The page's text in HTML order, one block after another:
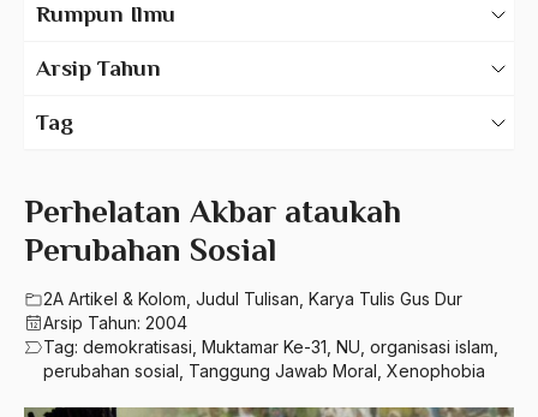
Perhelatan Akbar ataukah
Perubahan Sosial
2A Artikel & Kolom Judul Tulisan Karya Tulis Gus Dur
Arsip Tahun: 2004
Tag: demokratisasi Muktamar Ke-31 NU organisasi islam
perubahan sosial Tanggung Jawab Moral Xenophobia
Rumpun Ilmu
630 – Agama Dan Filsafat
710 – Ilmu Pendidikan
900 – Rumpun Ilmu Lainnya
Arsip Tahun
2023
2022
2021
2020
2019
Tag
A. Mukti Ali
A. Mustofa Bisri
A. Yani
A.A. Baramudi